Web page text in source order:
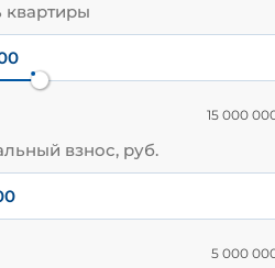
квартиры
15 000
взнос, руб.
5 000